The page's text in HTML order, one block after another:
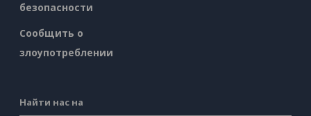
безопасности
Сообщить о
злоупотреблении
Найти нас на